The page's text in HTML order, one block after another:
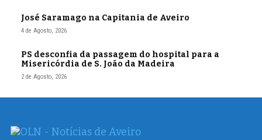
José Saramago na Capitania de Aveiro
4 de Agosto, 2026
PS desconfia da passagem do hospital para a
Misericórdia de S. João da Madeira
2 de Agosto, 2026